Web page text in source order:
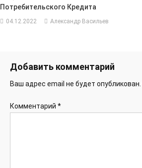
Потребительского Кредита
04.12.2022 Александр Васильев
Добавить комментарий
Ваш адрес email не будет опубликован.
Комментарий *